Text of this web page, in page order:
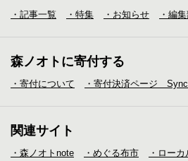
・記事一覧 ・特集 ・お知らせ ・編
森ノオトに寄付する
・寄付について ・寄付決済ページ
関連サイト
・森ノオトnote ・めぐる布市 ・ロー